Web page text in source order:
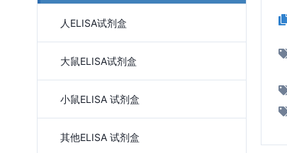
人ELISA试剂盒
大鼠ELISA试剂盒
小鼠ELISA 试剂盒
其他ELISA 试剂盒